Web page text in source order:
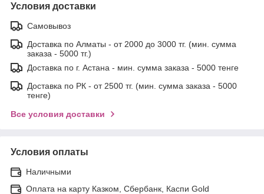
Условия доставки
Самовывоз
Доставка по Алматы - от 2000 до 3000 тг. (мин. сумма
заказа - 5000 тг.)
Доставка по г. Астана - мин. сумма заказа - 5000 тенге
Доставка по РК - от 2500 тг. (мин. сумма заказа - 5000
тенге)
Все условия доставки
Условия оплаты
Наличными
Оплата на карту Казком, Сбербанк, Каспи Gold